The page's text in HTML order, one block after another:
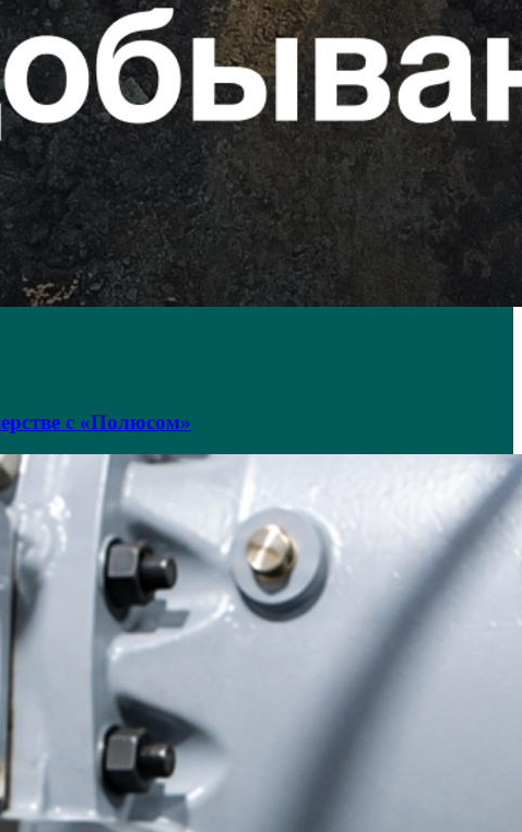
с «Полюсом»